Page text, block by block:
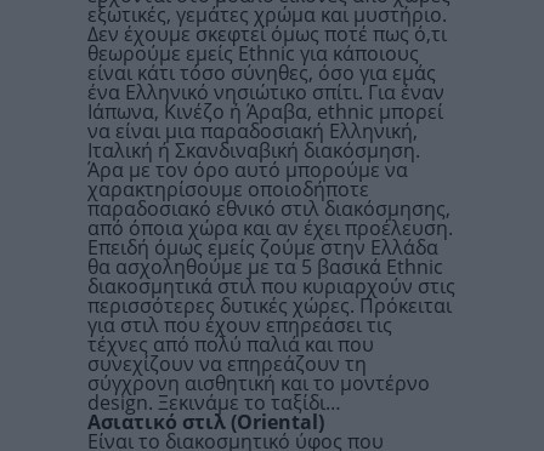
εξωτικές, γεμάτες χρώμα και μυστήριο.
Δεν έχουμε σκεφτεί όμως ποτέ πως ό,τι
θεωρούμε εμείς Ethnic για κάποιους
είναι κάτι τόσο σύνηθες, όσο για εμάς
ένα Ελληνικό νησιώτικο σπίτι. Για έναν
Ιάπωνα, Κινέζο ή Άραβα, ethnic μπορεί
να είναι μια παραδοσιακή Ελληνική,
Ιταλική ή Σκανδιναβική διακόσμηση.
Άρα με τον όρο αυτό μπορούμε να
χαρακτηρίσουμε οποιοδήποτε
παραδοσιακό εθνικό στιλ διακόσμησης,
από όποια χώρα και αν έχει προέλευση.
Επειδή όμως εμείς ζούμε στην Ελλάδα
θα ασχοληθούμε με τα 5 βασικά Ethnic
διακοσμητικά στιλ που κυριαρχούν στις
περισσότερες δυτικές χώρες. Πρόκειται
για στιλ που έχουν επηρεάσει τις
τέχνες από πολύ παλιά και που
συνεχίζουν να επηρεάζουν τη
σύγχρονη αισθητική και το μοντέρνο
design. Ξεκινάμε το ταξίδι…
Ασιατικό στιλ (Oriental)
Είναι το διακοσμητικό ύφος που